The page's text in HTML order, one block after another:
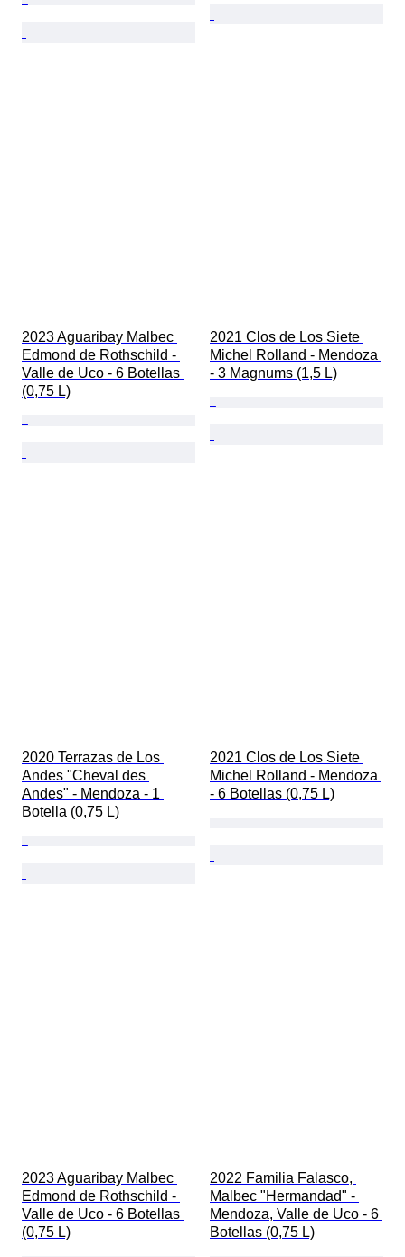
2023 Aguaribay Malbec
Edmond de Rothschild -
Valle de Uco - 6 Botellas
(0,75 L)
2021 Clos de Los Siete
Michel Rolland - Mendoza
- 3 Magnums (1,5 L)
2020 Terrazas de Los
Andes "Cheval des
Andes" - Mendoza - 1
Botella (0,75 L)
2021 Clos de Los Siete
Michel Rolland - Mendoza
- 6 Botellas (0,75 L)
2023 Aguaribay Malbec
Edmond de Rothschild -
Valle de Uco - 6 Botellas
(0,75 L)
2022 Familia Falasco,
Malbec "Hermandad" -
Mendoza, Valle de Uco - 6
Botellas (0,75 L)